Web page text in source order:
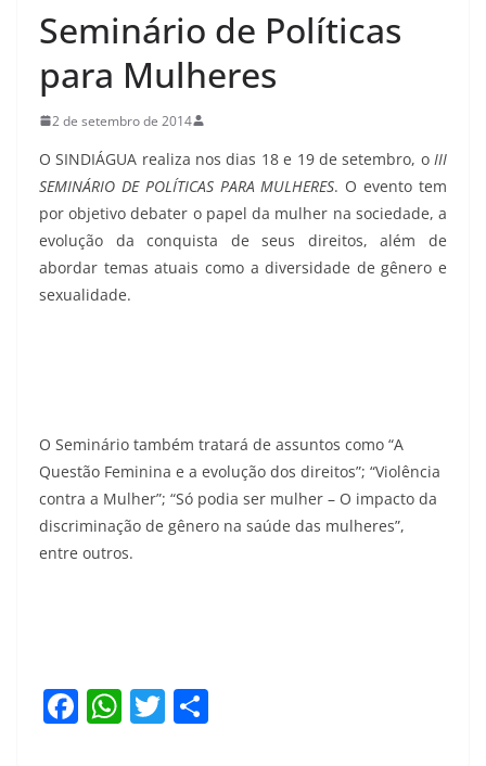
Seminário de Políticas
para Mulheres
2 de setembro de 2014
O SINDIÁGUA realiza nos dias 18 e 19 de setembro, o III
SEMINÁRIO DE POLÍTICAS PARA MULHERES. O evento tem
por objetivo debater o papel da mulher na sociedade, a
evolução da conquista de seus direitos, além de
abordar temas atuais como a diversidade de gênero e
sexualidade.
O Seminário também tratará de assuntos como “A
Questão Feminina e a evolução dos direitos”; “Violência
contra a Mulher”; “Só podia ser mulher – O impacto da
discriminação de gênero na saúde das mulheres”,
entre outros.
F W T